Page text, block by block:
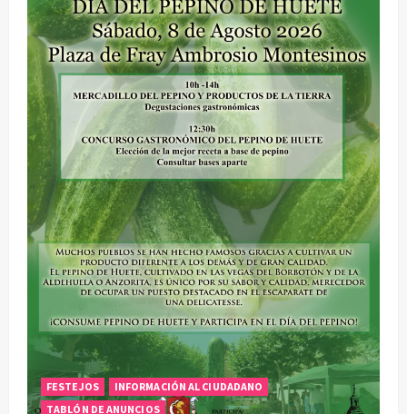
FESTEJOS
INFORMACIÓN AL CIUDADANO
TABLÓN DE ANUNCIOS